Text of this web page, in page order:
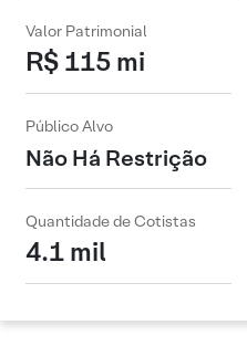
Valor Patrimonial
R$ 115 mi
Público Alvo
Não Há Restrição
Quantidade de Cotistas
4.1 mil